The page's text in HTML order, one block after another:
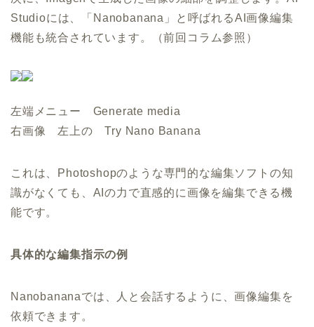
Studioには、「Nanobanana」と呼ばれるAI画像編集
機能も統合されています。（前回コラム参照）
左端メニュー Generate media
右画像 左上の Try Nano Banana
これは、Photoshopのような専門的な編集ソフトの知
識がなくても、AIの力で直感的に画像を編集できる機
能です。
具体的な編集指示の例
Nanobananaでは、人と会話するように、画像編集を
依頼できます。